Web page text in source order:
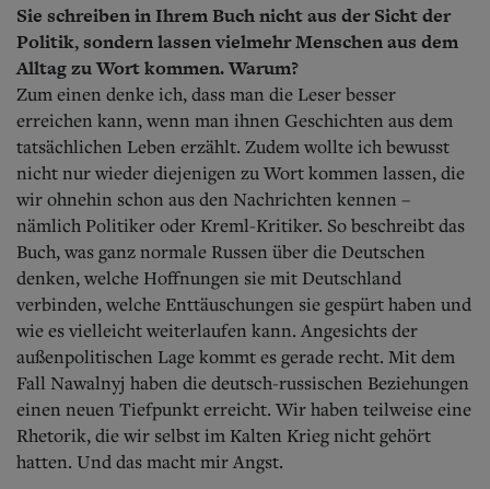
Sie schreiben in Ihrem Buch nicht aus der Sicht der
Politik, sondern lassen vielmehr Menschen aus dem
Alltag zu Wort kommen. Warum?
Zum einen denke ich, dass man die Leser besser
erreichen kann, wenn man ihnen Geschichten aus dem
tatsächlichen Leben erzählt. Zudem wollte ich bewusst
nicht nur wieder diejenigen zu Wort kommen lassen, die
wir ohnehin schon aus den Nachrichten kennen –
nämlich Politiker oder Kreml-Kritiker. So beschreibt das
Buch, was ganz normale Russen über die Deutschen
denken, welche Hoffnungen sie mit Deutschland
verbinden, welche Enttäuschungen sie gespürt haben und
wie es vielleicht weiterlaufen kann. Angesichts der
außenpolitischen Lage kommt es gerade recht. Mit dem
Fall Nawalnyj haben die deutsch-russischen Beziehungen
einen neuen Tiefpunkt erreicht. Wir haben teilweise eine
Rhetorik, die wir selbst im Kalten Krieg nicht gehört
hatten. Und das macht mir Angst.